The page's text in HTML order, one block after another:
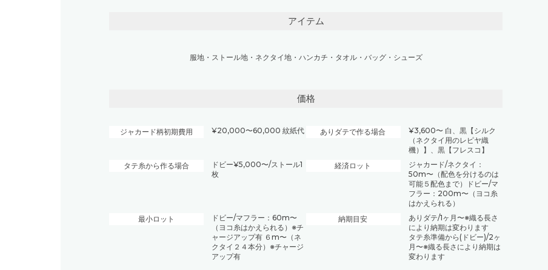
アイテム
服地・ ストール地・ ネクタイ地・ ハンカチ・タオル・ バッグ・シューズ
価格
ジャカード柄初期費用 ¥20,000〜60,000 紋紙代 ありダテで作る場合
¥3,600〜 白、黒【シルク
（ネクタイ用のレピヤ織
機）】、黒【フレスコ】
タテ糸から作る場合
ドビー¥5,000〜/ストール1
枚
経済ロット
ジャカード/ネクタイ：
50m〜（配色を分けるのは
可能５配色まで）ドビー/マ
フラー：200m〜（ヨコ糸
はかえられる）
最小ロット
ドビー/マフラー：60m〜
（ヨコ糸はかえられる）※チ
ャージアップ有 ６m〜（ネ
クタイ２４本分）※チャージ
アップ有
納期目安
ありダテ/1ヶ月〜※織る長さ
により納期は変わります
タテ糸準備から(ドビー)/2ヶ
月〜※織る長さにより納期は
変わります